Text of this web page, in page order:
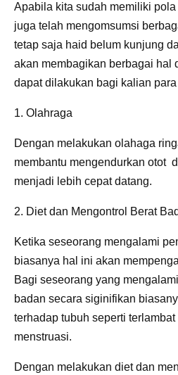
Apabila kita sudah memiliki
juga telah mengomsumsi
tetap saja haid belum kunjung
akan membagikan berbagai hal
dapat dilakukan bagi kalian
1. Olahraga
Dengan melakukan olahaga
membantu mengendurkan otot
menjadi lebih cepat datang.
2. Diet dan Mengontrol Berat
Ketika seseorang mengalami
biasanya hal ini akan
Bagi seseorang yang
badan secara siginifikan
terhadap tubuh seperti
menstruasi.
Dengan melakukan diet dan